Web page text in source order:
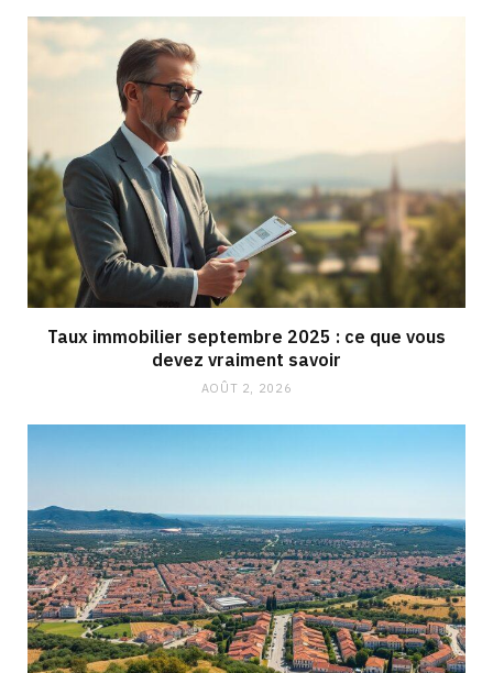
Taux immobilier septembre 2025 : ce que vous
devez vraiment savoir
AOÛT 2, 2026